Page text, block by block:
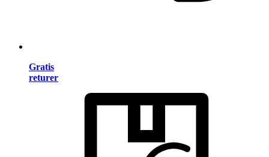
Gratis
returer